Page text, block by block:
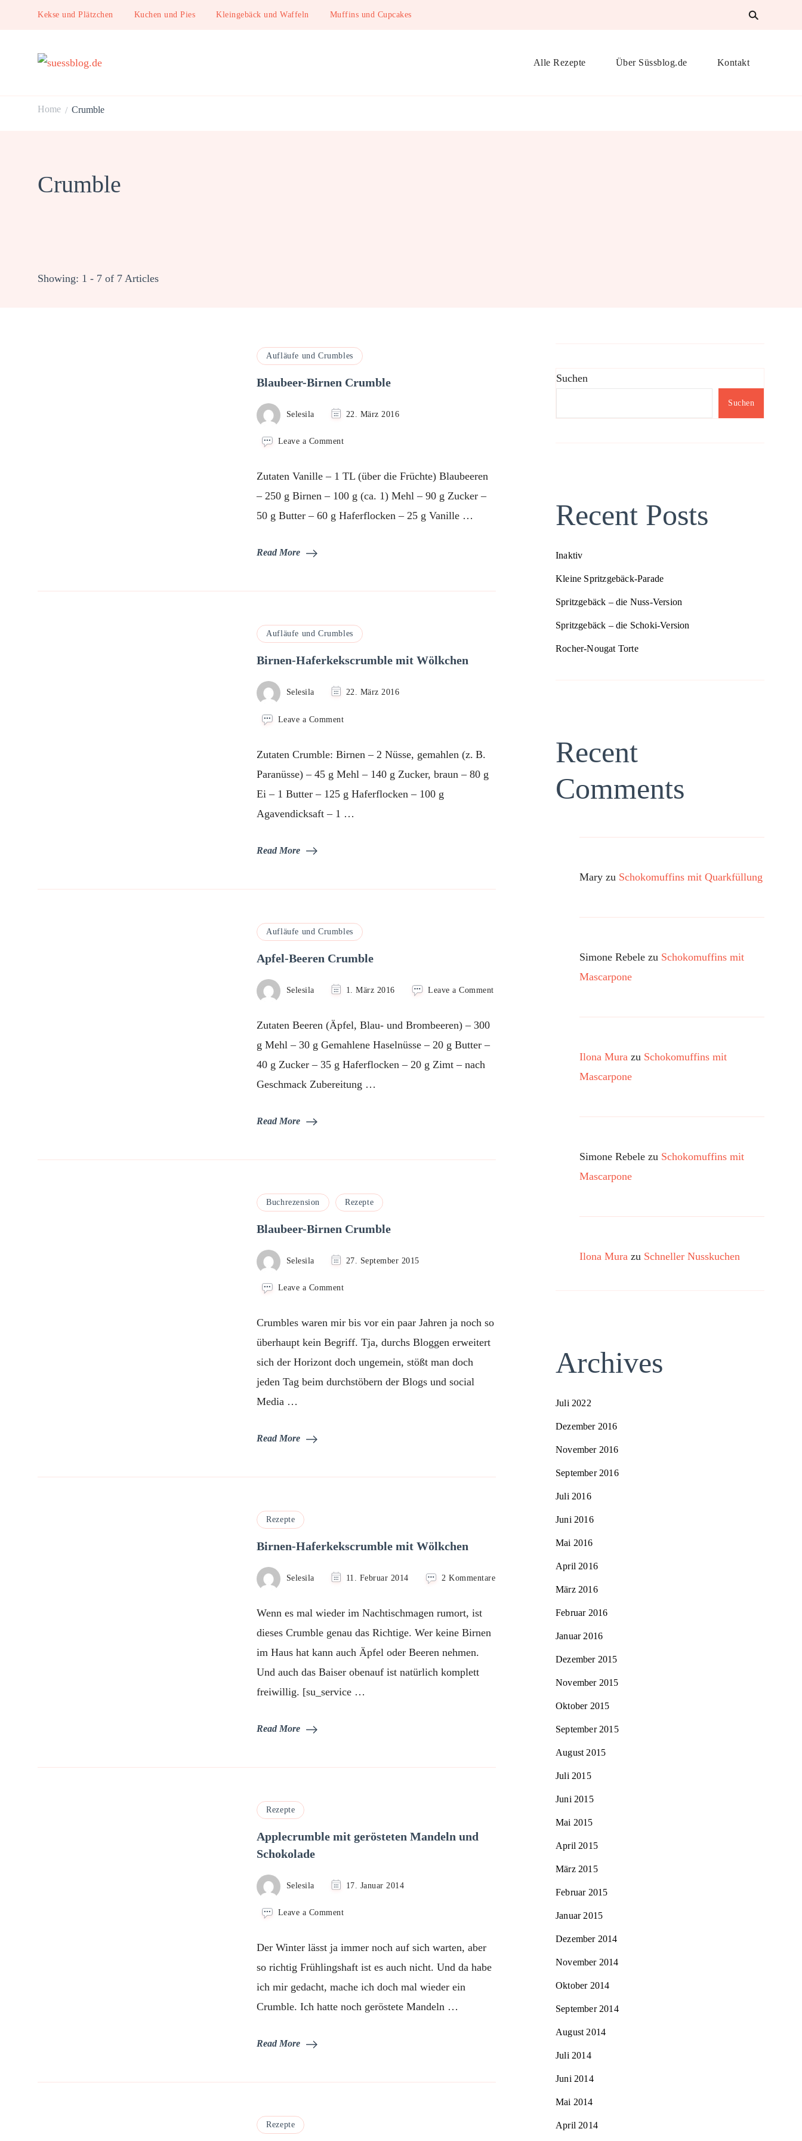
Kekse und Plätzchen Kuchen und Pies Kleingebäck und Waffeln Muffins und Cupcakes
Alle Rezepte Über Süssblog.de Kontakt
Home / Crumble
Crumble
Showing: 1 - 7 of 7 Articles
Aufläufe und Crumbles
Blaubeer-Birnen Crumble
Selesila 22. März 2016
Leave a Commenton
Crumble
Zutaten Vanille – 1 TL (über die Früchte) Blaubeeren
– 250 g Birnen – 100 g (ca. 1) Mehl – 90 g Zucker –
50 g Butter – 60 g Haferflocken – 25 g Vanille …
Read More
Aufläufe und Crumbles
Birnen-Haferkekscrumble mit Wölkchen
Selesila 22. März 2016
Leave a Commenton
mit
Wölkchen
Zutaten Crumble: Birnen – 2 Nüsse, gemahlen (z. B.
Paranüsse) – 45 g Mehl – 140 g Zucker, braun – 80 g
Ei – 1 Butter – 125 g Haferflocken – 100 g
Agavendicksaft – 1 …
Read More
Aufläufe und Crumbles
Apfel-Beeren Crumble
Selesila 1. März 2016 Leave a Commenton
Zutaten Beeren (Äpfel, Blau- und Brombeeren) – 300
g Mehl – 30 g Gemahlene Haselnüsse – 20 g Butter –
40 g Zucker – 35 g Haferflocken – 20 g Zimt – nach
Geschmack Zubereitung …
Read More
Buchrezension Rezepte
Blaubeer-Birnen Crumble
Selesila 27. September 2015
Leave a Commenton
Crumble
Crumbles waren mir bis vor ein paar Jahren ja noch so
überhaupt kein Begriff. Tja, durchs Bloggen erweitert
sich der Horizont doch ungemein, stößt man doch
jeden Tag beim durchstöbern der Blogs und social
Media …
Read More
Rezepte
Birnen-Haferkekscrumble mit Wölkchen
Selesila 11. Februar 2014 2 Kommentarezu
Wenn es mal wieder im Nachtischmagen rumort, ist
dieses Crumble genau das Richtige. Wer keine Birnen
im Haus hat kann auch Äpfel oder Beeren nehmen.
Und auch das Baiser obenauf ist natürlich komplett
freiwillig. [su_service …
Read More
Rezepte
Applecrumble mit gerösteten Mandeln und
Schokolade
Selesila 17. Januar 2014
Leave a Commenton
gerösteten
Mandeln
Schokolade
Der Winter lässt ja immer noch auf sich warten, aber
so richtig Frühlingshaft ist es auch nicht. Und da habe
ich mir gedacht, mache ich doch mal wieder ein
Crumble. Ich hatte noch geröstete Mandeln …
Read More
Rezepte
Suchen
Suchen
Recent Posts
Inaktiv
Kleine Spritzgebäck-Parade
Spritzgebäck – die Nuss-Version
Spritzgebäck – die Schoki-Version
Rocher-Nougat Torte
Recent
Comments
Mary zu Schokomuffins mit Quarkfüllung
Simone Rebele zu Schokomuffins mit
Mascarpone
Ilona Mura zu Schokomuffins mit
Mascarpone
Simone Rebele zu Schokomuffins mit
Mascarpone
Ilona Mura zu Schneller Nusskuchen
Archives
Juli 2022
Dezember 2016
November 2016
September 2016
Juli 2016
Juni 2016
Mai 2016
April 2016
März 2016
Februar 2016
Januar 2016
Dezember 2015
November 2015
Oktober 2015
September 2015
August 2015
Juli 2015
Juni 2015
Mai 2015
April 2015
März 2015
Februar 2015
Januar 2015
Dezember 2014
November 2014
Oktober 2014
September 2014
August 2014
Juli 2014
Juni 2014
Mai 2014
April 2014